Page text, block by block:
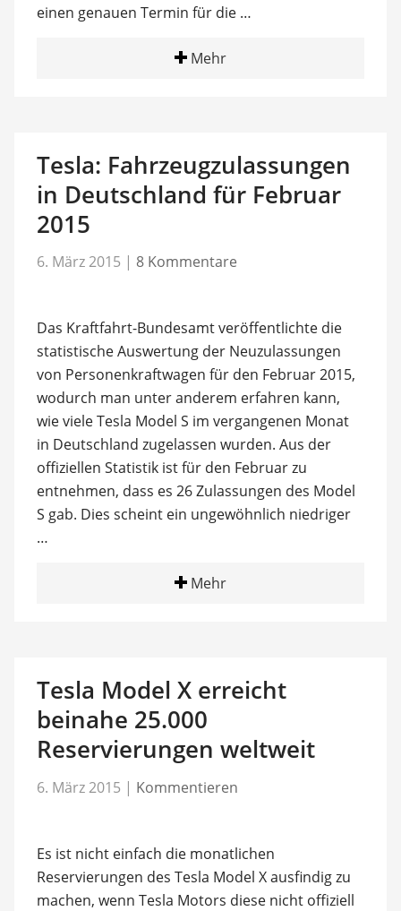
einen genauen Termin für die …
Mehr
Tesla: Fahrzeugzulassungen
in Deutschland für Februar
2015
6. März 2015 | 8 Kommentare
Das Kraftfahrt-Bundesamt veröffentlichte die
statistische Auswertung der Neuzulassungen
von Personenkraftwagen für den Februar 2015,
wodurch man unter anderem erfahren kann,
wie viele Tesla Model S im vergangenen Monat
in Deutschland zugelassen wurden. Aus der
offiziellen Statistik ist für den Februar zu
entnehmen, dass es 26 Zulassungen des Model
S gab. Dies scheint ein ungewöhnlich niedriger
…
Mehr
Tesla Model X erreicht
beinahe 25.000
Reservierungen weltweit
6. März 2015 | Kommentieren
Es ist nicht einfach die monatlichen
Reservierungen des Tesla Model X ausfindig zu
machen, wenn Tesla Motors diese nicht offiziell